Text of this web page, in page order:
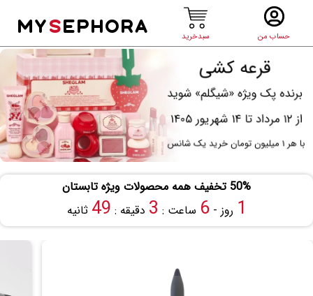
حساب من سبدخرید
MYSEPHORA
50% تخفیف همه محصولات ویژه تابستان
1 روز -6 ساعت : 3 دقیقه : 48 ثانیه